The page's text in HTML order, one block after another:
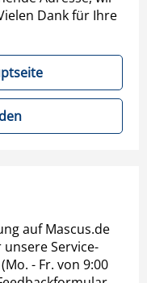
Dank für Ihre
auf Mascus.de
Service-
- Fr. von 9:00